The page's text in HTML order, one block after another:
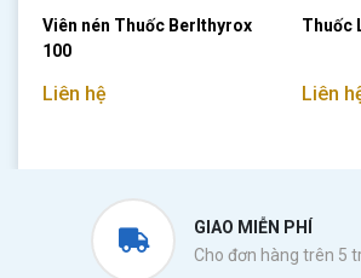
Viên nén Thuốc Berlthyrox
100
Liên hệ
Thuốc
Liên
GIAO MIỄN PHÍ
Cho đơn hàng trên 5